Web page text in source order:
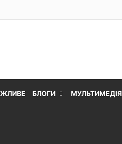
БЛОГИ МУЛЬТИМЕДІЯ